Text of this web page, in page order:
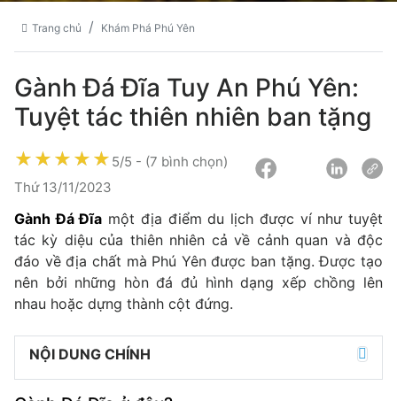
Trang chủ Khám Phá Phú Yên
Gành Đá Đĩa Tuy An Phú Yên:
Tuyệt tác thiên nhiên ban tặng
★★★★★
★★★★★
★★★★★ 5/5 - (7 bình chọn)
Thứ 13/11/2023
Gành Đá Đĩa một địa điểm du lịch được ví như tuyệt
tác kỳ diệu của thiên nhiên cả về cảnh quan và độc
đáo về địa chất mà Phú Yên được ban tặng. Được tạo
nên bởi những hòn đá đủ hình dạng xếp chồng lên
nhau hoặc dựng thành cột đứng.
NỘI DUNG CHÍNH